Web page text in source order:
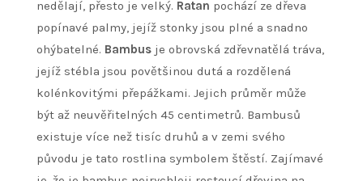
nedělají, přesto je velký. Ratan pochází ze dřeva
popínavé palmy, jejíž stonky jsou plné a snadno
ohýbatelné. Bambus je obrovská zdřevnatělá tráva,
jejíž stébla jsou povětšinou dutá a rozdělená
kolénkovitými přepážkami. Jejich průměr může
být až neuvěřitelných 45 centimetrů. Bambusů
existuje více než tisíc druhů a v zemi svého
původu je tato rostlina symbolem štěstí. Zajímavé